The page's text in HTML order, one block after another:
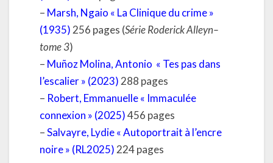
– Marsh, Ngaio « La Clinique du crime »
(1935) 256 pages (Série Roderick Alleyn–
tome 3)
– Muñoz Molina, Antonio « Tes pas dans
l’escalier » (2023) 288 pages
– Robert, Emmanuelle « Immaculée
connexion » (2025)456 pages
–Salvayre, Lydie « Autoportrait à l’encre
noire » (RL2025) 224 pages